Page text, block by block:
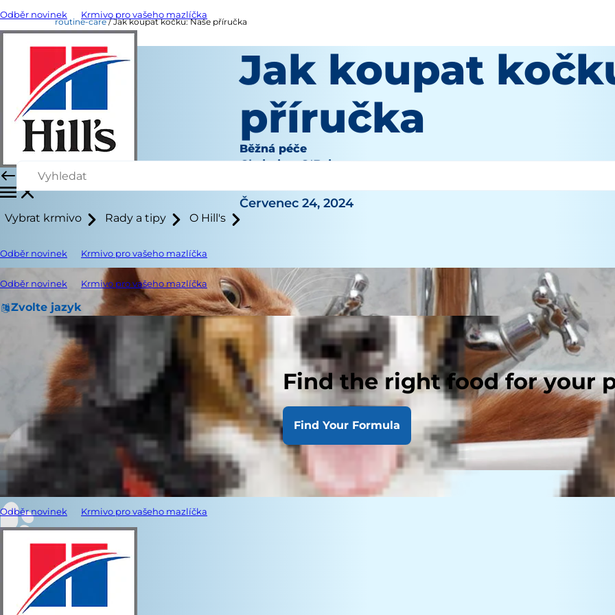
Odběr novinek Krmivo pro vašeho mazlíčka
Vybrat krmivo Rady a tipy O Hill's
Odběr novinek Krmivo pro vašeho mazlíčka
Odběr novinek Krmivo pro vašeho mazlíčka
Zvolte jazyk
Find the right food for your
Find Your Formula
Odběr novinek Krmivo pro vašeho mazlíčka
routine-care Jak koupat kočku: Naše příručka
Jak koupat
příručka
Běžná péče
Christine O'Brien
Červenec 24, 2024